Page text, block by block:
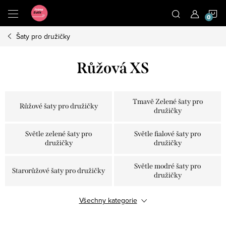
obsah
Šaty pro družičky
Růžová XS
Růžové šaty pro družičky
Tmavě Zelené šaty pro
družičky
Světle zelené šaty pro
družičky
Světle fialové šaty pro
družičky
Starorůžové šaty pro družičky
Světle modré šaty pro
družičky
Šaty pro družičky olivově
Vínové šaty pro družičky
Všechny kategorie